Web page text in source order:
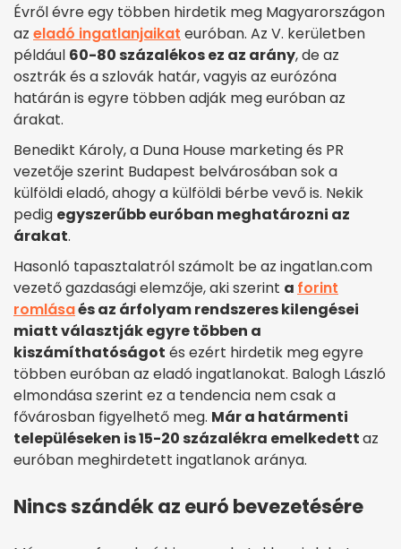
Évről évre egy többen hirdetik meg Magyarországon
az eladó ingatlanjaikat euróban. Az V. kerületben
például 60-80 százalékos ez az arány, de az
osztrák és a szlovák határ, vagyis az eurózóna
határán is egyre többen adják meg euróban az
árakat.
Benedikt Károly, a Duna House marketing és PR
vezetője szerint Budapest belvárosában sok a
külföldi eladó, ahogy a külföldi bérbe vevő is. Nekik
pedig egyszerűbb euróban meghatározni az
árakat.
Hasonló tapasztalatról számolt be az ingatlan.com
vezető gazdasági elemzője, aki szerint a forint
romlásaés az árfolyam rendszeres kilengései
miatt választják egyre többen a
kiszámíthatóságot és ezért hirdetik meg egyre
többen euróban az eladó ingatlanokat. Balogh László
elmondása szerint ez a tendencia nem csak a
fővárosban figyelhető meg. Már a határmenti
településeken is 15-20 százalékra emelkedettaz
euróban meghirdetett ingatlanok aránya.
Nincs szándék az euró bevezetésére